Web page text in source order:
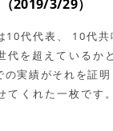
2019/3/29）
10代代表、 10代
代を超えているか
の実績がそれを証
てくれた一枚です